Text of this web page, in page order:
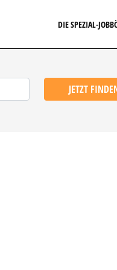
DIE SPEZIAL-
JETZT